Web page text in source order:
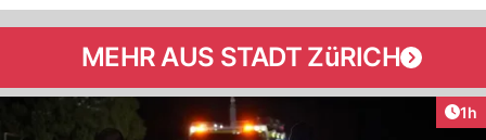
MEHR AUS STADT ZüRICH
1h